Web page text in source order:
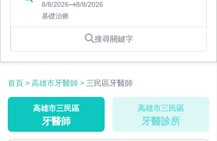
8/8/2026
8/8/2026
基礎治療
搜尋關鍵字
首頁 > 高雄市牙醫師 > 三民區牙醫師
高雄市三民區
牙醫師
高雄市三民區
牙醫診所